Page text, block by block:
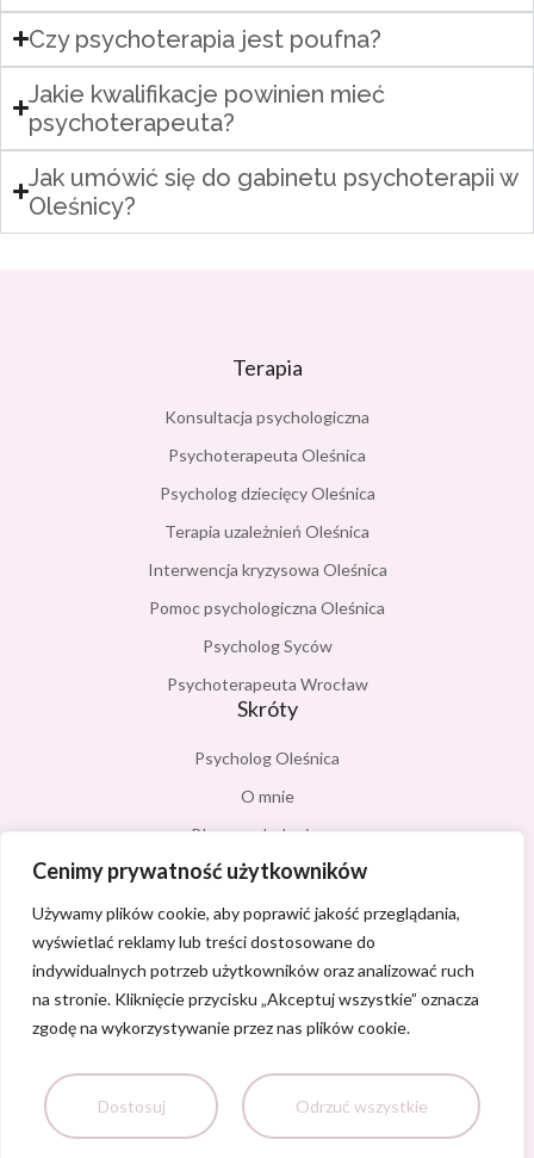
Cenimy prywatność użytkowników
Używamy plików cookie, aby poprawić jakość przeglądania,
wyświetlać reklamy lub treści dostosowane do
indywidualnych potrzeb użytkowników oraz analizować ruch
na stronie. Kliknięcie przycisku „Akceptuj wszystkie” oznacza
zgodę na wykorzystywanie przez nas plików cookie.
Dostosuj Odrzuć wszystkie
Czy psychoterapia jest poufna?
Jakie kwalifikacje powinien mieć
psychoterapeuta?
Jak umówić się do gabinetu psychoterapii w
Oleśnicy?
Terapia
Konsultacja psychologiczna
Psychoterapeuta Oleśnica
Psycholog dziecięcy Oleśnica
Terapia uzależnień Oleśnica
Interwencja kryzysowa Oleśnica
Pomoc psychologiczna Oleśnica
Psycholog Syców
Psychoterapeuta Wrocław
Skróty
Psycholog Oleśnica
O mnie
Blog psychologiczny
Kontakt
Polityka prywatności
Na czym polega terapia CBT?
Kontakt
+48 503 073 965
ul. Spacerowa 1
56-400 Oleśnica